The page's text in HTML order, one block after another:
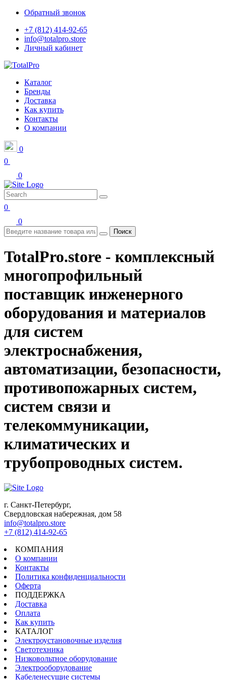
Обратный звонок
+7 (812) 414-92-65
info@totalpro.store
Личный кабинет
Каталог
Бренды
Доставка
Как купить
Контакты
О компании
0
0
0
0
0
Поиск
TotalPro.store - комплексный
многопрофильный
поставщик инженерного
оборудования и материалов
для систем
электроснабжения,
автоматизации, безопасности,
противопожарных систем,
систем связи и
телекоммуникации,
климатических и
трубопроводных систем.
г. Санкт-Петербург,
Свердловская набережная, дом 58
info@totalpro.store
+7 (812) 414-92-65
КОМПАНИЯ
О компании
Контакты
Политика конфиденциальности
Оферта
ПОДДЕРЖКА
Доставка
Оплата
Как купить
КАТАЛОГ
Электроустановочные изделия
Светотехника
Низковольтное оборудование
Электрооборудование
Кабеленесущие системы